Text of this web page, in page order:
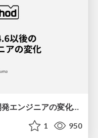
Claude Opus 4.6以後の受託開発エンジニアの変化(Claude Code開発ノウハウ大公開スペシャルbyクラスメソッド)
1 950